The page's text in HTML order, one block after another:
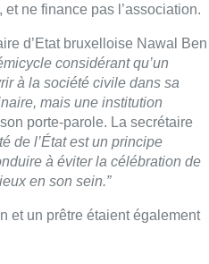
et ne finance pas l’association.
d’Etat bruxelloise Nawal Ben
considérant qu’un
à la société civile dans sa
mais une institution
porte-parole. La secrétaire
de l’État est un principe
à éviter la célébration de
en son sein.”
et un prêtre étaient également